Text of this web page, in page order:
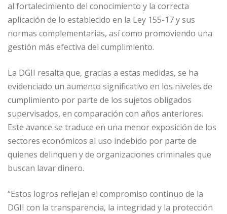
al fortalecimiento del conocimiento y la correcta
aplicación de lo establecido en la Ley 155-17 y sus
normas complementarias, así como promoviendo una
gestión más efectiva del cumplimiento.
La DGII resalta que, gracias a estas medidas, se ha
evidenciado un aumento significativo en los niveles de
cumplimiento por parte de los sujetos obligados
supervisados, en comparación con años anteriores.
Este avance se traduce en una menor exposición de los
sectores económicos al uso indebido por parte de
quienes delinquen y de organizaciones criminales que
buscan lavar dinero.
“Estos logros reflejan el compromiso continuo de la
DGII con la transparencia, la integridad y la protección